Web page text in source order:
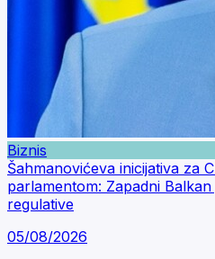
Biznis
Šahmanovićeva inicijativa za
parlamentom: Zapadni
regulative
05/08/2026